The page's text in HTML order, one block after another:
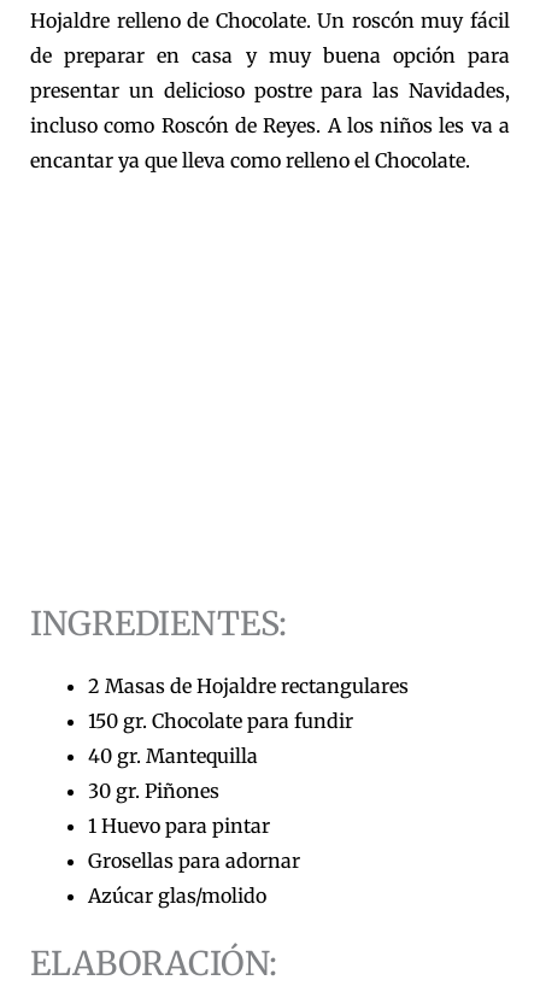
Hojaldre relleno de Chocolate. Un roscón muy fácil
de preparar en casa y muy buena opción para
presentar un delicioso postre para las Navidades,
incluso como Roscón de Reyes. A los niños les va a
encantar ya que lleva como relleno el Chocolate.
INGREDIENTES:
2 Masas de Hojaldre rectangulares
150 gr. Chocolate para fundir
40 gr. Mantequilla
30 gr. Piñones
1 Huevo para pintar
Grosellas para adornar
Azúcar glas/molido
ELABORACIÓN: